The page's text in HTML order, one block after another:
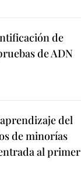
de
de ADN
del
de minorías
al primer